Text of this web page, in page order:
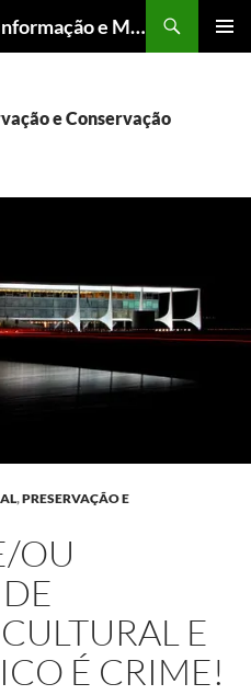
ER Consultoria Gestão de Informação e Memória Institucional
e Conservação
,PRESERVAÇÃO E
OU
E
É CRIME!